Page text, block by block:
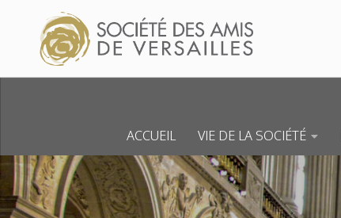
Skip to content
ACCUEIL VIE DE LA SOCIÉTÉ